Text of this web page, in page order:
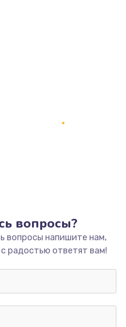
вопросы?
вопросы напишите нам,
радостью ответят вам!